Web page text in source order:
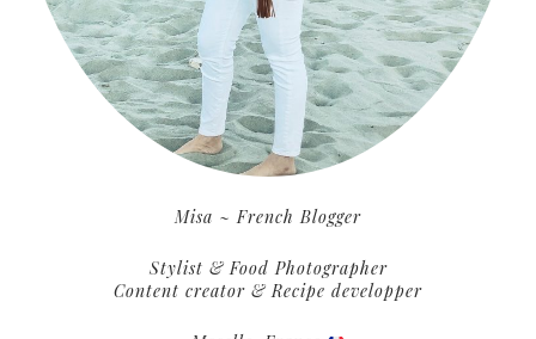
Misa ~ French Blogger
Stylist & Food Photographer
Content creator & Recipe developper